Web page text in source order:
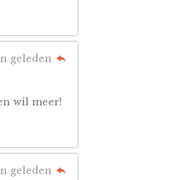
geleden
wil meer!
geleden